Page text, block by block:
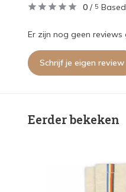
0 / 5
Er zijn nog geen
Schrijf je eigen review
Eerder bekeken